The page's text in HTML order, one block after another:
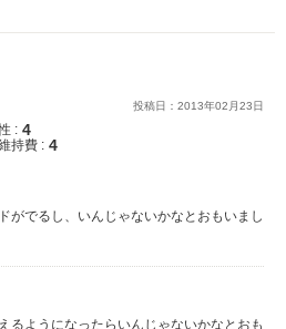
投稿日： 2013年02 月23日
: 4
持費 : 4
がでるし、いんじゃないかなとおもいまし
るようになったらいんじゃないかなとおも